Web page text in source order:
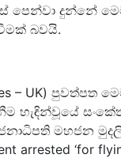
දුන්නේ මෙම
බවයි.
– UK) පුවත්පත
මහජන
‘for